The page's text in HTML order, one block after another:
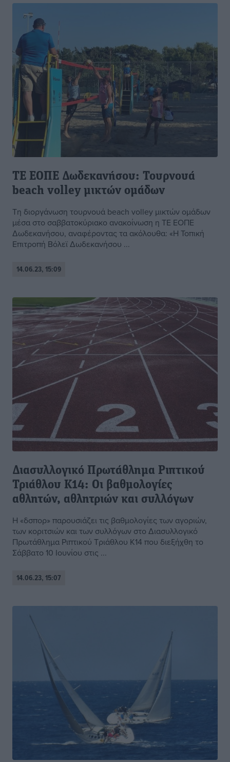
ΤΕ ΕΟΠΕ Δωδεκανήσου: Τουρνουά
beach volley μικτών ομάδων
Τη διοργάνωση τουρνουά beach volley μικτών ομάδων
μέσα στο σαββατοκύριακο ανακοίνωση η ΤΕ ΕΟΠΕ
Δωδεκανήσου, αναφέροντας τα ακόλουθα: «Η Τοπική
Επιτροπή Βόλεϊ Δωδεκανήσου ...
14.06.23, 15:09
Διασυλλογικό Πρωτάθλημα Ριπτικού
Τριάθλου Κ14: Οι βαθμολογίες
αθλητών, αθλητριών και συλλόγων
Η «δσπορ» παρουσιάζει τις βαθμολογίες των αγοριών,
των κοριτσιών και των συλλόγων στο Διασυλλογικό
Πρωτάθλημα Ριπτικού Τριάθλου Κ14 που διεξήχθη το
Σάββατο 10 Ιουνίου στις ...
14.06.23, 15:07